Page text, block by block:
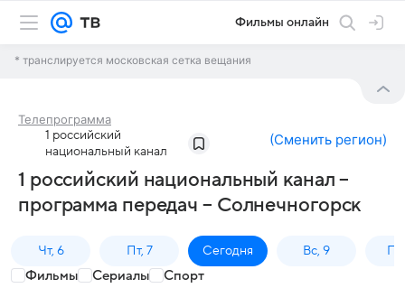
Фильмы онлайн
* транслируется московская сетка вещания
Телепрограмма
1 российский
национальный канал
(Сменить регион)
1 российский национальный канал –
программа передач – Солнечногорск
Чт, 6 Пт, 7 Сегодня Вс, 9
Фильмы Сериалы Спорт